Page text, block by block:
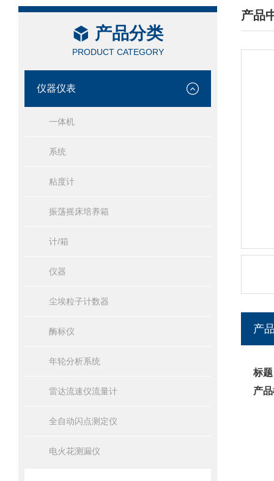
产品分类
PRODUCT CATEGORY
仪器仪表
一体机
系统
粘度计
振荡摇床培养箱
计/箱
仪器
尘埃粒子计数器
酶标仪
年轮分析系统
雷达流速仪流量计
全自动闪点测定仪
电火花测漏仪
产品
/
产
标
产